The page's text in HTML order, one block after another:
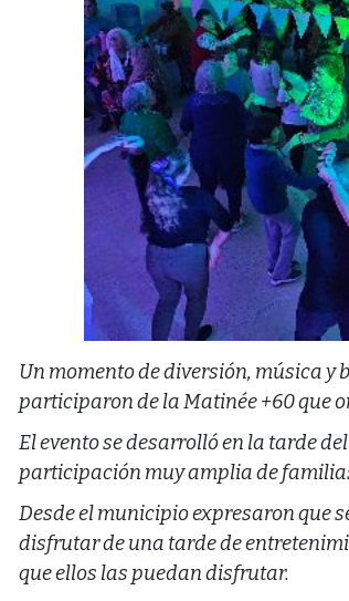
Un momento de diversión, música y
participaron de la Matinée +60 que
El evento se desarrolló en la tarde
participación muy amplia de
Desde el municipio expresaron que
disfrutar de una tarde de
que ellos las puedan disfrutar.